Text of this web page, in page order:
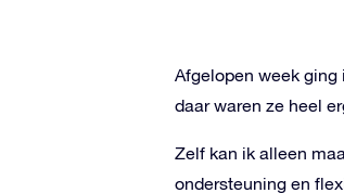
Afgelopen week ging
daar waren ze heel
Zelf kan ik alleen
ondersteuning en